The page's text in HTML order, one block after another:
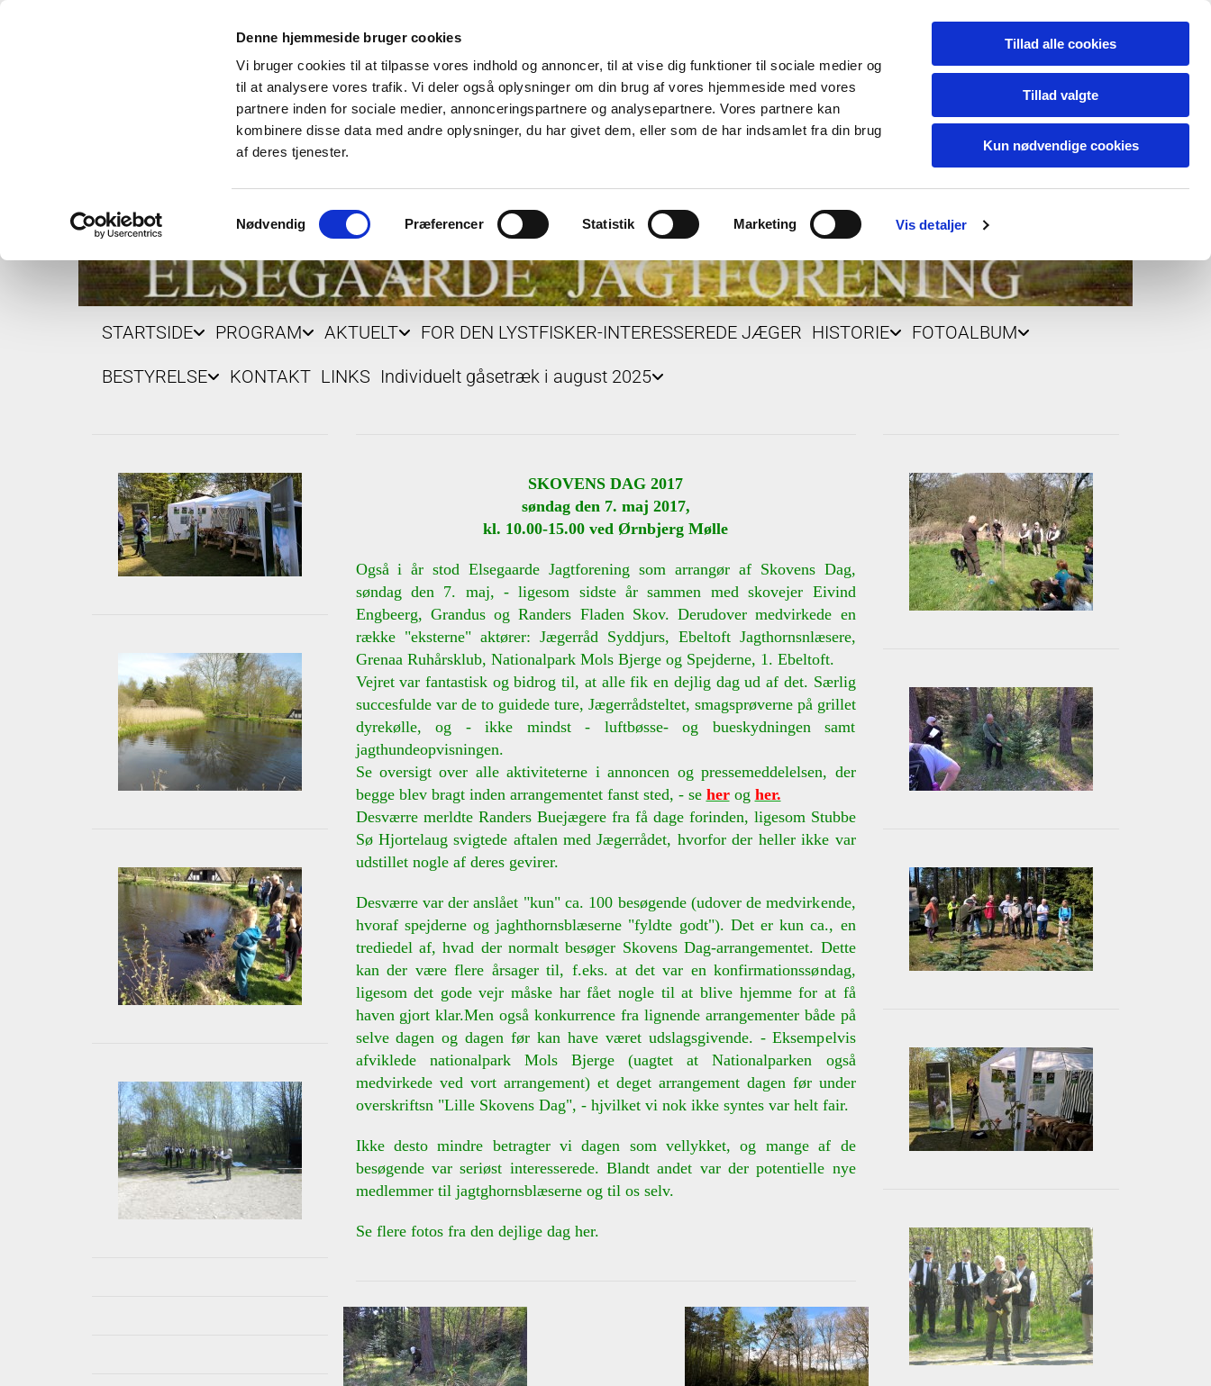
Denne hjemmeside bruger cookies
Vi bruger cookies til at tilpasse vores indhold og annoncer, til at vise dig funktioner til sociale medier og
til at analysere vores trafik. Vi deler også oplysninger om din brug af vores hjemmeside med vores
partnere inden for sociale medier, annonceringspartnere og analysepartnere. Vores partnere kan
kombinere disse data med andre oplysninger, du har givet dem, eller som de har indsamlet fra din brug
af deres tjenester.
Nødvendig Præferencer Statistik Marketing Vis detaljer
Tillad alle cookies
Tillad valgte
Kun nødvendige cookies
STARTSIDE PROGRAM AKTUELT FOR DEN LYSTFISKER-INTERESSEREDE JÆGER HISTORIE FOTOALBUM
BESTYRELSE KONTAKT LINKS Individuelt gåsetræk i august 2025
SKOVENS DAG 2017
søndag den 7. maj 2017,
kl. 10.00-15.00 ved Ørnbjerg Mølle
Også i år stod Elsegaarde Jagtforening som arrangør af Skovens Dag,
søndag den 7. maj, - ligesom sidste år sammen med skovejer Eivind
Engbeerg, Grandus og Randers Fladen Skov. Derudover medvirkede en
række "eksterne" aktører: Jægerråd Syddjurs, Ebeltoft Jagthornsnlæsere,
Grenaa Ruhårsklub, Nationalpark Mols Bjerge og Spejderne, 1. Ebeltoft.
Vejret var fantastisk og bidrog til, at alle fik en dejlig dag ud af det. Særlig
succesfulde var de to guidede ture, Jægerrådsteltet, smagsprøverne på grillet
dyrekølle, og - ikke mindst - luftbøsse- og bueskydningen samt
jagthundeopvisningen.
Se oversigt over alle aktiviteterne i annoncen og pressemeddelelsen, der
begge blev bragt inden arrangementet fanst sted, - se her og her.
Desværre merldte Randers Buejægere fra få dage forinden, ligesom Stubbe
Sø Hjortelaug svigtede aftalen med Jægerrådet, hvorfor der heller ikke var
udstillet nogle af deres gevirer.
Desværre var der anslået "kun" ca. 100 besøgende (udover de medvirkende,
hvoraf spejderne og jaghthornsblæserne "fyldte godt"). Det er kun ca., en
trediedel af, hvad der normalt besøger Skovens Dag-arrangementet. Dette
kan der være flere årsager til, f.eks. at det var en konfirmationssøndag,
ligesom det gode vejr måske har fået nogle til at blive hjemme for at få
haven gjort klar.Men også konkurrence fra lignende arrangementer både på
selve dagen og dagen før kan have været udslagsgivende. - Eksempelvis
afviklede nationalpark Mols Bjerge (uagtet at Nationalparken også
medvirkede ved vort arrangement) et deget arrangement dagen før under
overskriftsn "Lille Skovens Dag", - hjvilket vi nok ikke syntes var helt fair.
Ikke desto mindre betragter vi dagen som vellykket, og mange af de
besøgende var seriøst interesserede. Blandt andet var der potentielle nye
medlemmer til jagtghornsblæserne og til os selv.
Se flere fotos fra den dejlige dag her.